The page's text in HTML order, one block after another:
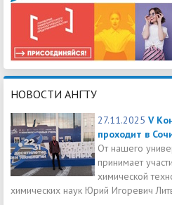
НОВОСТИ АНГТУ
27.11.2025 V
проходит в
От нашего
принимает
химической
химических наук Юрий Игоревич